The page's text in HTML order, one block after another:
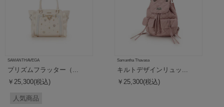
SAMANTHAVEGA
プリズムフラッター（...
￥25,300(税込)
人気商品
Samantha Thavasa
キルトデザインリュッ...
￥25,300(税込)